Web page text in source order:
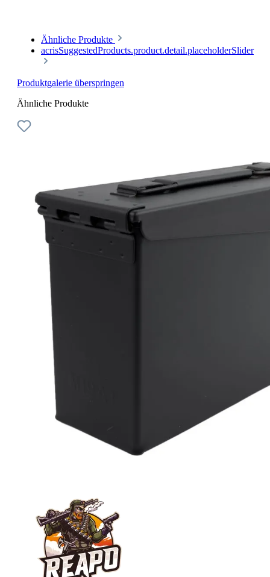
Ähnliche Produkte
acrisSuggestedProducts.product.detail.placeholderSlider
Produktgalerie überspringen
Ähnliche Produkte